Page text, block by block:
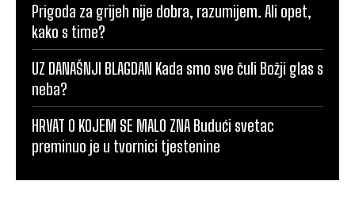
Prigoda za grijeh nije dobra, razumijem. Ali opet,
kako s time?
UZ DANAŠNJI BLAGDAN Kada smo sve čuli Božji glas s
neba?
HRVAT O KOJEM SE MALO ZNA Budući svetac
preminuo je u tvornici tjestenine